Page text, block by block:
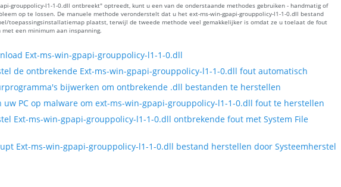
grouppolicy-l1-1-0.dll ontbreekt" optreedt, kunt u een van de onderstaande methodes gebruiken - handmatig of
op te lossen. De manuele methode veronderstelt dat u het ext-ms-win-gpapi-grouppolicy-l1-1-0.dll bestand
toepassingsinstallatiemap plaatst, terwijl de tweede methode veel gemakkelijker is omdat ze u toelaat de fout
een minimum aan inspanning.
Ext-ms-win-gpapi-grouppolicy-l1-1-0.dll
de ontbrekende Ext-ms-win-gpapi-grouppolicy-l1-1-0.dll fout automatisch
bijwerken om ontbrekende .dll bestanden te herstellen
uw PC op malware om ext-ms-win-gpapi-grouppolicy-l1-1-0.dll fout te herstellen
Ext-ms-win-gpapi-grouppolicy-l1-1-0.dll ontbrekende fout met System File
Ext-ms-win-gpapi-grouppolicy-l1-1-0.dll bestand herstellen door Systeemherstel